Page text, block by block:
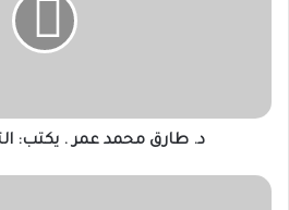
أليم
د. طارق محمد عمر . يكتب:
وزير